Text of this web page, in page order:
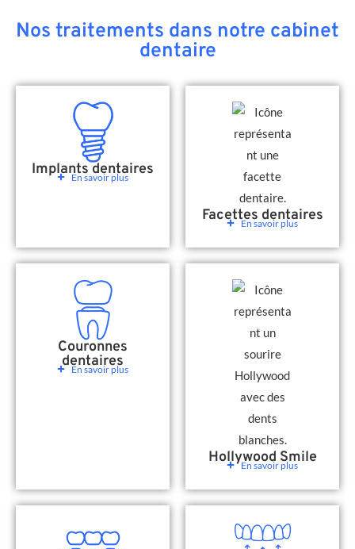
Nos traitements dans notre cabinet
dentaire
Implants dentaires
En savoir plus
Facettes dentaires
En savoir plus
Couronnes
dentaires
En savoir plus
Hollywood Smile
En savoir plus